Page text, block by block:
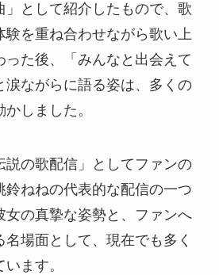
」として紹介したもので、歌
験を重ね合わせながら歌い上
った後、「みんなと出会えて
涙ながらに語る姿は、多くの
しました。
説の歌配信」としてファンの
鈴ねねの代表的な配信の一つ
女の真摯な姿勢と、ファンへ
場面として、現在でも多く
ます。